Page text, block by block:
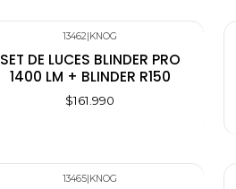
13462 KNOG
SET DE LUCES BLINDER PRO
1400 LM + BLINDER R150
$161.990
13465 KNOG